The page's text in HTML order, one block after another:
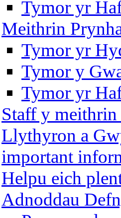
Tymor yr
Meithrin
Tymor yr
Tymor y
Tymor yr
Staff y
Llythyron a
important
Helpu eich
Adnoddau